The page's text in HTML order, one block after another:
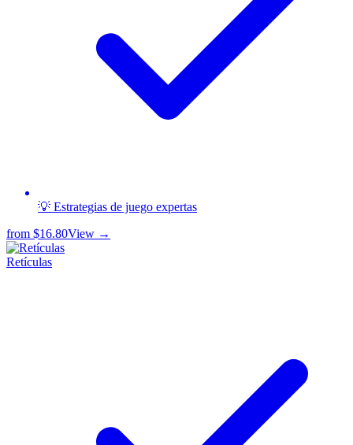
💡 Estrategias de juego expertas
from $16.80View →
Retículas